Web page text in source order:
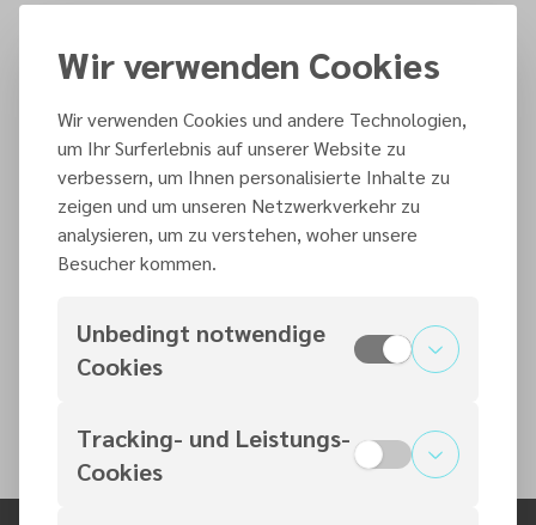
Eschenheimer Anlage 32
60318 Frankfurt / Main
Nächste Predigten
Samstag, 8. August 2026
Samstag, 15. August 2026
Wir verwenden Cookies
Wir verwenden Cookies und andere Technologien,
um Ihr Surferlebnis auf unserer Website zu
verbessern, um Ihnen personalisierte Inhalte zu
zeigen und um unseren Netzwerkverkehr zu
analysieren, um zu verstehen, woher unsere
Besucher kommen.
Unbedingt notwendige
Cookies
Tracking- und Leistungs-
Cookies